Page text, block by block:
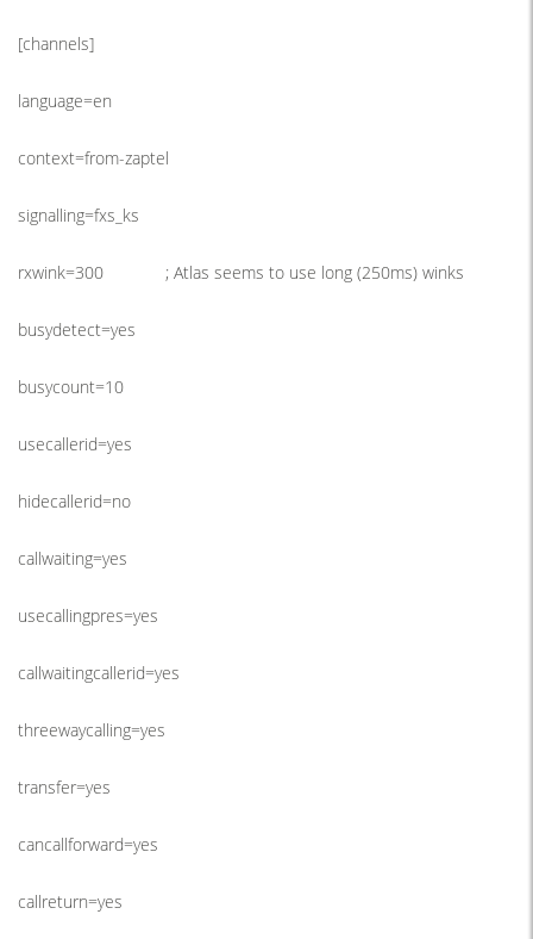
[channels]
language=en
context=from-zaptel
signalling=fxs_ks
rxwink=300 ; Atlas seems to use long (250ms) winks
busydetect=yes
busycount=10
usecallerid=yes
hidecallerid=no
callwaiting=yes
usecallingpres=yes
callwaitingcallerid=yes
threewaycalling=yes
transfer=yes
cancallforward=yes
callreturn=yes